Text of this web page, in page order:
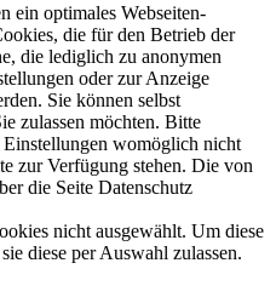
ein optimales Webseiten-
die für den Betrieb der
die lediglich zu anonymen
oder zur Anzeige
Sie können selbst
zulassen möchten. Bitte
Einstellungen womöglich nicht
zur Verfügung stehen. Die von
die Seite Datenschutz
nicht ausgewählt. Um diese
diese per Auswahl zulassen.